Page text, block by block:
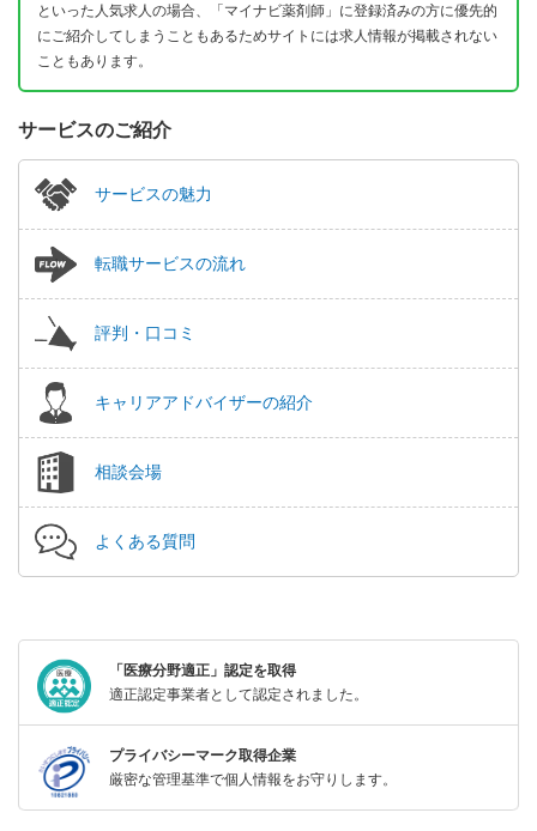
といった人気求人の場合、「マイナビ薬剤師」に登録済みの方に優先的
にご紹介してしまうこともあるためサイトには求人情報が掲載されない
こともあります。
サービスのご紹介
サービスの魅力
転職サービスの流れ
評判・口コミ
キャリアアドバイザーの紹介
相談会場
よくある質問
「医療分野適正」認定を取得
適正認定事業者として認定されました。
プライバシーマーク取得企業
厳密な管理基準で個人情報をお守りします。